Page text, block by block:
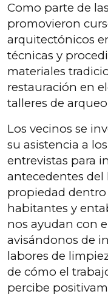
Como parte de
promovieron
arquitectónicos
técnicas y
materiales
restauración en
talleres de
Los vecinos se
su asistencia a
entrevistas para
antecedentes del
propiedad dentro
habitantes y
nos ayudan con
avisándonos de
labores de
de cómo el
percibe